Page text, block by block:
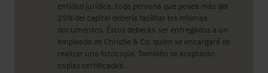
entidad jurídica, toda persona que posea más del
25% del capital debería facilitar los mismos
documentos. Éstos deberán ser entregados a un
empleado de Christie & Co, quien se encargará de
realizar una fotocopia. También se aceptarán
copias certificadas.